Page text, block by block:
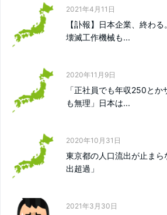
2021年4月11日
【訃報】日本企業、終わ
壊滅工作機械も...
2020年11月9日
「正社員でも年収250と
も無理」日本は...
2020年10月31日
東京都の人口流出が止ま
出超過」
2021年3月30日